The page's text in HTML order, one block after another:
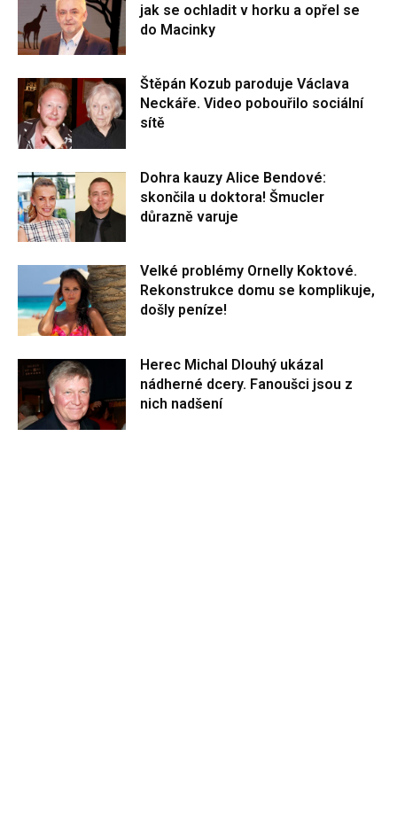
jak se ochladit v horku a opřel se
do Macinky
Štěpán Kozub paroduje Václava
Neckáře. Video pobouřilo sociální
sítě
Dohra kauzy Alice Bendové:
skončila u doktora! Šmucler
důrazně varuje
Velké problémy Ornelly Koktové.
Rekonstrukce domu se komplikuje,
došly peníze!
Herec Michal Dlouhý ukázal
nádherné dcery. Fanoušci jsou z
nich nadšení